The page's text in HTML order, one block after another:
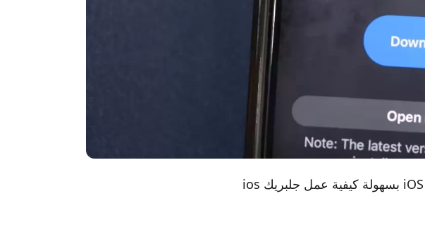
دليل خطوة بخطوة حول كيفية كسر حماية iOS 12 – iOS 13.5 بسهولة كيفية عمل جلبريك ios